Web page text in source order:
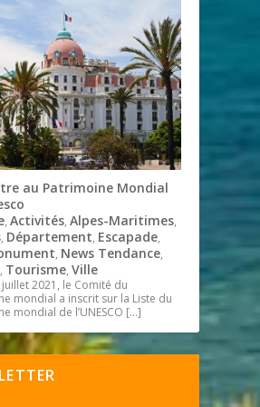
au Patrimoine Mondial
,Activités,Alpes-Maritimes,
, Département, Escapade,
, News Tendance,
, Tourisme,Ville
2021, le Comité du
mondial a inscrit sur la Liste du
mondial de l’UNESCO […]